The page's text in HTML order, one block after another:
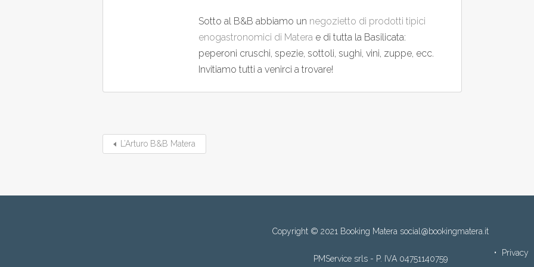
Sotto al B&B abbiamo un negozietto di prodotti tipici
enogastronomici di Matera e di tutta la Basilicata:
peperoni cruschi, spezie, sottoli, sughi, vini, zuppe, ecc.
Invitiamo tutti a venirci a trovare!
L’Arturo B&B Matera
Copyright © 2021 Booking Matera social@bookingmatera.it
PMService srls - P. IVA 04751140759
Privacy